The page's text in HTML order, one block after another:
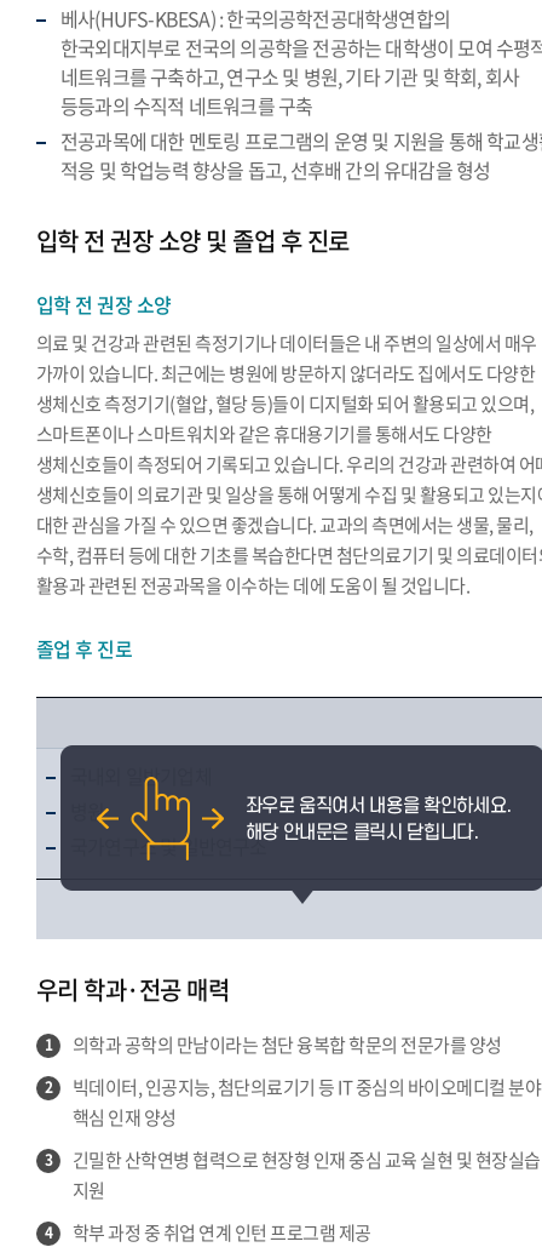
베사(HUFS-KBESA) : 한국의공학전공대학생연합의
한국외대지부로 전국의 의공학을 전공하는 대학생이 모여 수평
네트워크를 구축하고, 연구소 및 병원, 기타 기관 및 학회, 회사
등등과의 수직적 네트워크를 구축
전공과목에 대한 멘토링 프로그램의 운영 및 지원을 통해 학교
적응 및 학업능력 향상을 돕고, 선후배 간의 유대감을 형성
입학 전 권장 소양 및 졸업 후 진로
입학 전 권장 소양
의료 및 건강과 관련된 측정기기나 데이터들은 내 주변의 일상에서 매우
가까이 있습니다. 최근에는 병원에 방문하지 않더라도 집에서도 다양한
생체신호 측정기기(혈압, 혈당 등)들이 디지털화 되어 활용되고 있으며,
스마트폰이나 스마트워치와 같은 휴대용기기를 통해서도 다양한
생체신호들이 측정되어 기록되고 있습니다. 우리의 건강과 관련하여 어
생체신호들이 의료기관 및 일상을 통해 어떻게 수집 및 활용되고 있는
대한 관심을 가질 수 있으면 좋겠습니다. 교과의 측면에서는 생물, 물리,
수학, 컴퓨터 등에 대한 기초를 복습한다면 첨단의료기기 및 의료데이
활용과 관련된 전공과목을 이수하는 데에 도움이 될 것입니다.
졸업 후 진로
국내외 일반기업체
병원
국가연구소 및 일반연구소
우리 학과·전공 매력
1 의학과 공학의 만남이라는 첨단 융복합 학문의 전문가를 양성
2
빅데이터, 인공지능, 첨단의료기기 등 IT 중심의 바이오메디컬 분야
핵심 인재 양성
3
긴밀한 산학연병 협력으로 현장형 인재 중심 교육 실현 및 현장실습
지원
4 학부 과정 중 취업 연계 인턴 프로그램 제공